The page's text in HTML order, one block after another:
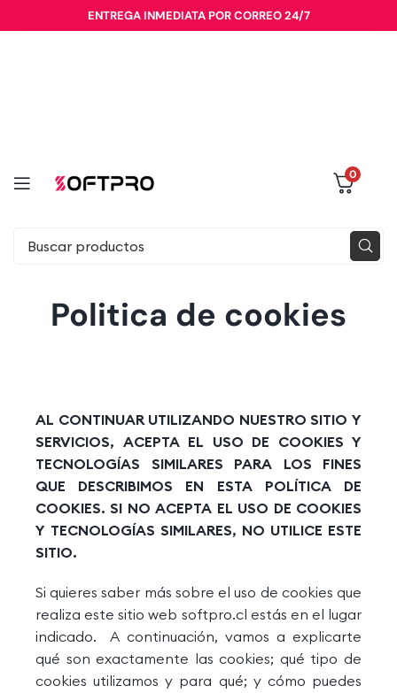
0
Politica de cookies
AL CONTINUAR UTILIZANDO NUESTRO SITIO Y
SERVICIOS, ACEPTA EL USO DE COOKIES Y
TECNOLOGÍAS SIMILARES PARA LOS FINES
QUE DESCRIBIMOS EN ESTA POLÍTICA DE
COOKIES. SI NO ACEPTA EL USO DE COOKIES
Y TECNOLOGÍAS SIMILARES, NO UTILICE ESTE
SITIO.
Si quieres saber más sobre el uso de cookies que
realiza este sitio web softpro.cl estás en el lugar
indicado. A continuación, vamos a explicarte
qué son exactamente las cookies; qué tipo de
cookies utilizamos y para qué; y cómo puedes
ENTREGA INMEDIATA POR CORREO 24/7